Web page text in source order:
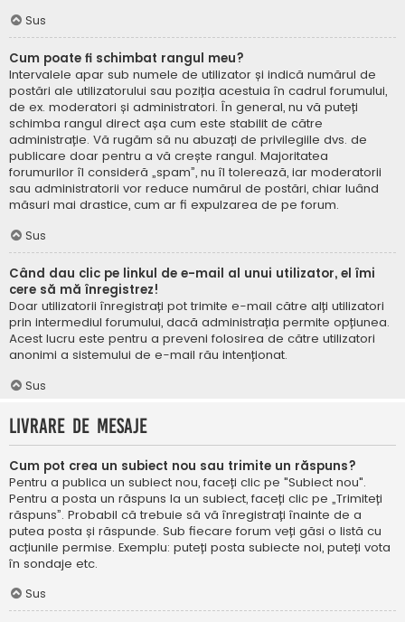
Sus
Cum poate fi schimbat rangul meu?
Intervalele apar sub numele de utilizator și indică numărul de
postări ale utilizatorului sau poziția acestuia în cadrul forumului,
de ex. moderatori și administratori. În general, nu vă puteți
schimba rangul direct așa cum este stabilit de către
administrație. Vă rugăm să nu abuzați de privilegiile dvs. de
publicare doar pentru a vă crește rangul. Majoritatea
forumurilor îl consideră „spam”, nu îl tolerează, iar moderatorii
sau administratorii vor reduce numărul de postări, chiar luând
măsuri mai drastice, cum ar fi expulzarea de pe forum.
Sus
Când dau clic pe linkul de e-mail al unui utilizator, el îmi
cere să mă înregistrez!
Doar utilizatorii înregistrați pot trimite e-mail către alți utilizatori
prin intermediul forumului, dacă administrația permite opțiunea.
Acest lucru este pentru a preveni folosirea de către utilizatori
anonimi a sistemului de e-mail rău intenționat.
Sus
Livrare de mesaje
Cum pot crea un subiect nou sau trimite un răspuns?
Pentru a publica un subiect nou, faceți clic pe "Subiect nou".
Pentru a posta un răspuns la un subiect, faceți clic pe „Trimiteți
răspuns”. Probabil că trebuie să vă înregistrați înainte de a
putea posta și răspunde. Sub fiecare forum veți găsi o listă cu
acțiunile permise. Exemplu: puteți posta subiecte noi, puteți vota
în sondaje etc.
Sus